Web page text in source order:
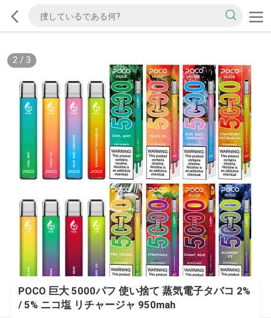
2/ 3
POCO 巨大 5000パフ 使い捨て 蒸気電子タバコ 2%
/ 5% ニコ塩 リチャージャ 950mah